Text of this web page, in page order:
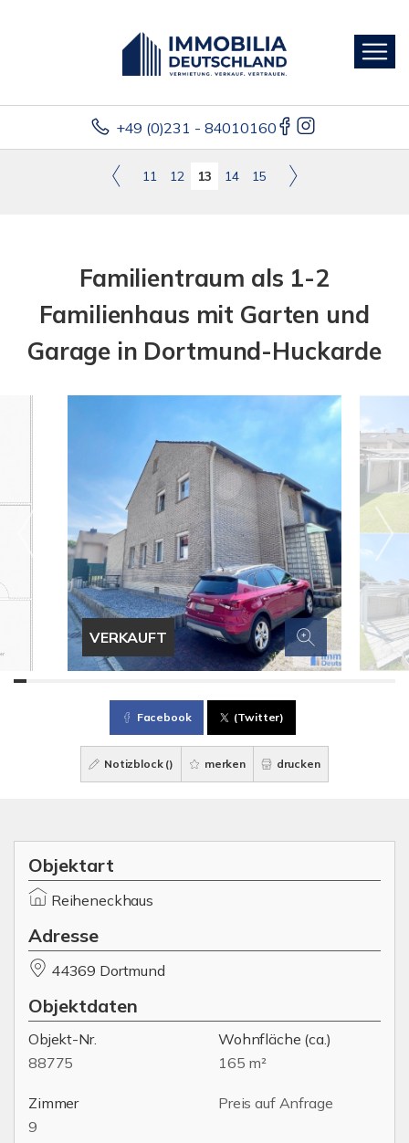
+49 (0)231 - 84010160
11 12 13 14 15
Familientraum als 1-2
Familienhaus mit Garten und
Garage in Dortmund-Huckarde
VERKAUFT
Facebook (Twitter)
Notizblock () merken drucken
Objektart
Reiheneckhaus
Adresse
44369 Dortmund
Objektdaten
Objekt-Nr.
88775
Wohnfläche (ca.)
165 m²
Zimmer
9
Preis auf Anfrage